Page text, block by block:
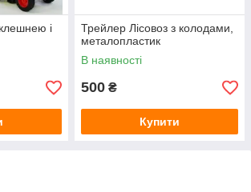
і
Трейлер Лісовоз з колодами,
металопластик
В наявності
500 ₴
Купити